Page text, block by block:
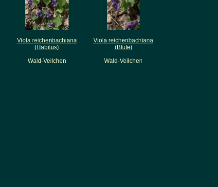
Viola reichenbachiana
(Habitus)
Wald-Veilchen
Viola reichenbachiana
(Blüte)
Wald-Veilchen